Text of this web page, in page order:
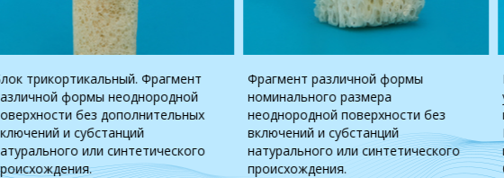
Российские костные блоки RBB -
уникальная технология
восстановления объема кости.
Планирование 3D-KT, точное
изготовление индивидуального
блока, поддержка врача и пациента.
Блок бикортикальный. Фрагмент
различной формы неоднородной
поверхности без
включений и субстанций
натурального или
происхождения.